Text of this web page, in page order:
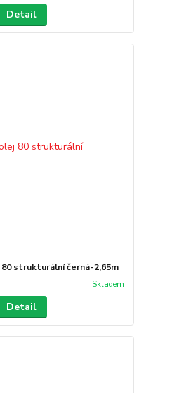
Detail
strukturální černá-2,65m
Skladem
Detail